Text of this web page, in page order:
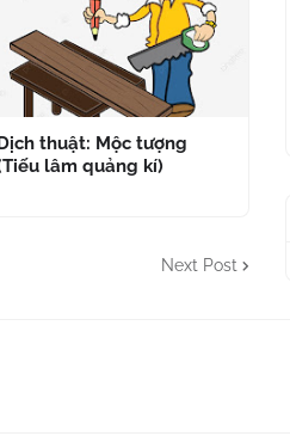
Dịch thuật: Mộc tượng
lâm quảng kí)
Next Post